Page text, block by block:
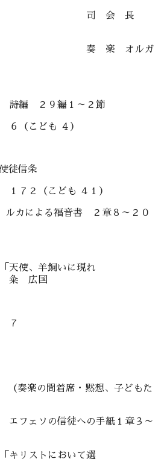
長
オルガ
２９編１～２節
ども ４）
信条
こども ４１）
カによる福音書 ２章８～２０
天使、羊飼いに現れ
広国
着席・黙想、子どもた
信徒への手紙１章３～
トにおいて選